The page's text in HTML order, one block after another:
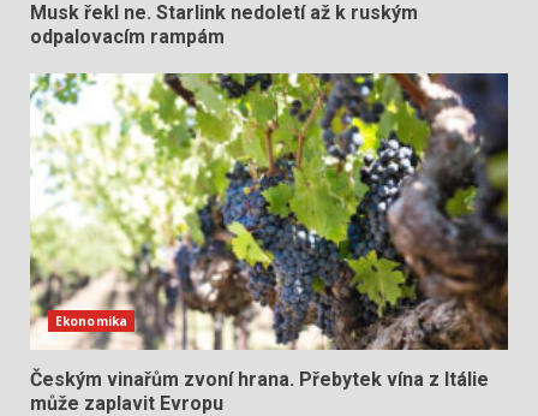
Musk řekl ne. Starlink nedoletí až k ruským
odpalovacím rampám
Ekonomika
Českým vinařům zvoní hrana. Přebytek vína z Itálie
může zaplavit Evropu